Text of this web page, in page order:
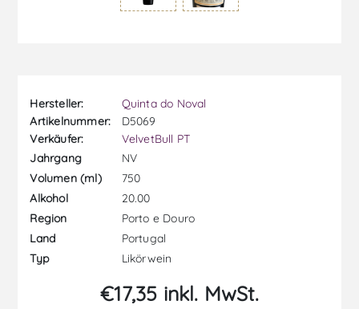
Hersteller:
Quinta do Noval
Artikelnummer:
D5069
Verkäufer:
VelvetBull PT
Jahrgang
NV
Volumen (ml)
750
Alkohol
20.00
Region
Porto e Douro
Land
Portugal
Typ
Likörwein
€17,35 inkl. MwSt.